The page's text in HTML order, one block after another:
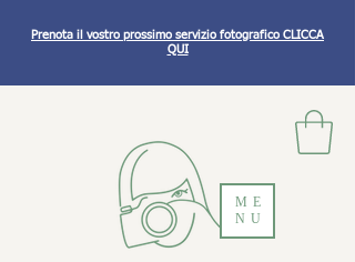
ME
NU
Prenota il vostro prossimo servizio fotografico CLICCA
QUI